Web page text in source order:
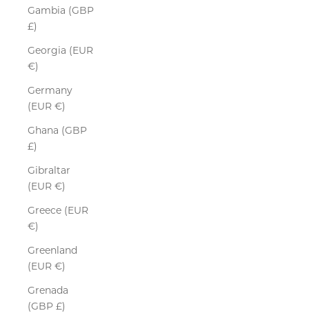
Gambia (GBP
£)
Georgia (EUR
€)
Germany
(EUR €)
Ghana (GBP
£)
Gibraltar
(EUR €)
Greece (EUR
€)
Greenland
(EUR €)
Grenada
(GBP £)